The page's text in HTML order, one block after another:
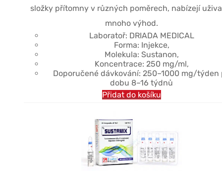
složky přítomny v různých poměrech, nabízejí
mnoho výhod.
Laboratoř: DRIADA MEDICAL
Forma: Injekce,
Molekula: Sustanon,
Koncentrace: 250 mg/ml,
Doporučené dávkování: 250–1000 mg/týden
dobu 8–16 týdnů
Přidat do košíku